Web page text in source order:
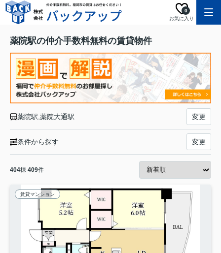
お気に入り
0
薬院駅の仲介手数料無料の賃貸物件
薬院駅,薬院大通駅 変更
条件から探す 変更
404棟 409件
賃貸マンション